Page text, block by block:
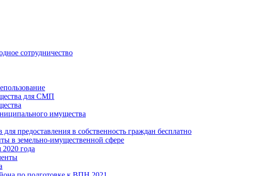
сотрудничество
для СМП
имущества
предоставления в собственность граждан бесплатно
в земельно-имущественной сфере
2020 года